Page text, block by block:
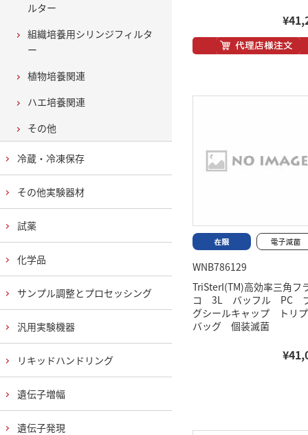
WNB786129
TriSterI(TM)高効率三角フ
コ 3L バッフル PC
グシールキャップ トリ
バッグ 個装滅菌
ルター
組織培養用シリンジフィルタ
ー
植物培養関連
ハエ培養関連
その他
冷蔵・冷凍保存
その他実験器材
試薬
化学品
サンプル調整とプロセッシング
汎用実験機器
リキッドハンドリング
遺伝子増幅
遺伝子発現